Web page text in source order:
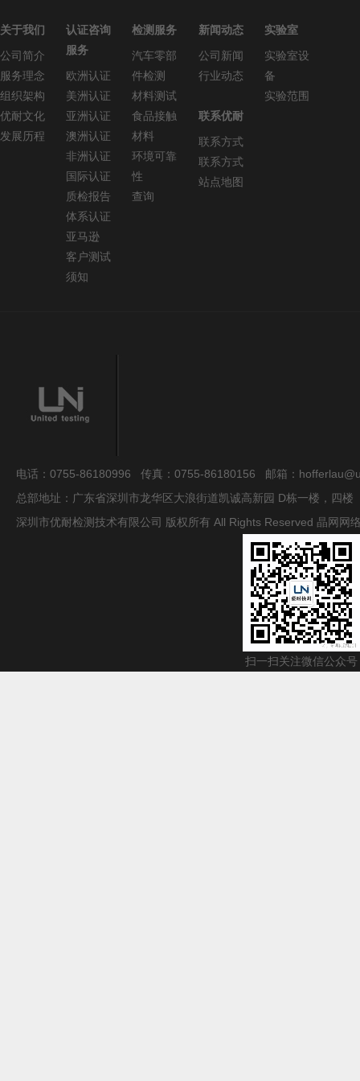
关于我们
公司简介
服务理念
组织架构
优耐文化
发展历程
认证咨询
服务
欧洲认证
美洲认证
亚洲认证
澳洲认证
非洲认证
国际认证
质检报告
体系认证
亚马逊
客户测试
须知
检测服务
汽车零部
件检测
材料测试
食品接触
材料
环境可靠
性
查询
新闻动态
公司新闻
行业动态
实验室
实验室设
备
实验范围
联系优耐
联系方式
联系方式
站点地图
电话：0755-86180996 传真：0755-86180156 邮箱：
总部地址：广东省深圳市龙华区大浪街道凯诚高新园 D栋一楼，四楼
深圳市优耐检测技术有限公司 版权所有 All Rights Reserved 晶网网
扫一扫关注微信公众号